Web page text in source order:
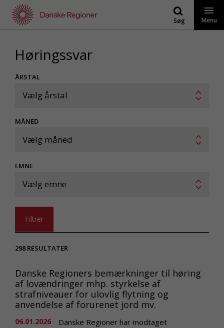
indhold
Søg Menu
Høringssvar
ÅRSTAL
Vælg årstal
MÅNED
Vælg måned
EMNE
Vælg emne
298RESULTATER
Danske Regioners bemærkninger til høring
af lovændringer mhp. styrkelse af
strafniveauer for ulovlig flytning og
anvendelse af forurenet jord mv.
06.01.2026
Danske Regioner har modtaget